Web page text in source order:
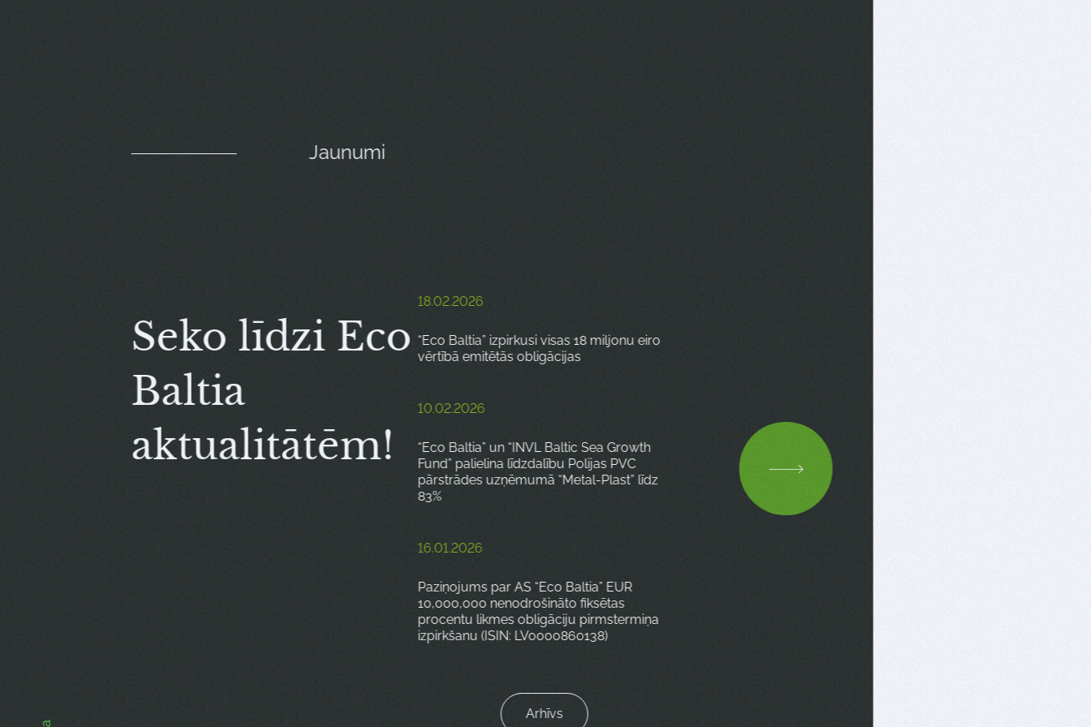
Jaunumi
Seko līdzi Eco
Baltia
aktualitātēm!
18.02.2026
“Eco Baltia” izpirkusi visas 18 miljonu eiro
vērtībā emitētās obligācijas
10.02.2026
“Eco Baltia” un “INVL Baltic Sea Growth
Fund” palielina līdzdalību Polijas PVC
pārstrādes uzņēmumā “Metal-Plast” līdz
83%
16.01.2026
Paziņojums par AS “Eco Baltia” EUR
10,000,000 nenodrošināto fiksētas
procentu likmes obligāciju pirmstermiņa
izpirkšanu (ISIN: LV0000860138)
Arhīvs